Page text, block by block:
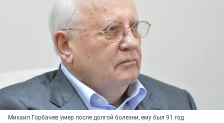
Михаил Горбачев умер после долгой болезни, ему был 91 год